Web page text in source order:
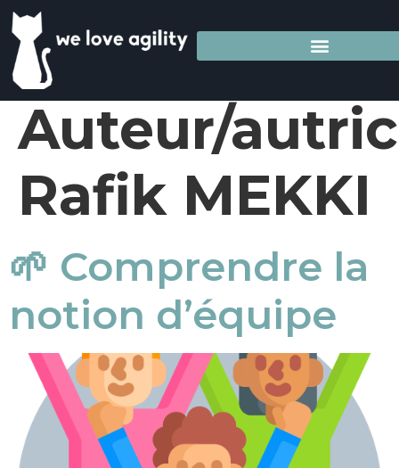
Auteur/
Rafik MEKKI
🌱 Comprendre la
notion d’équipe